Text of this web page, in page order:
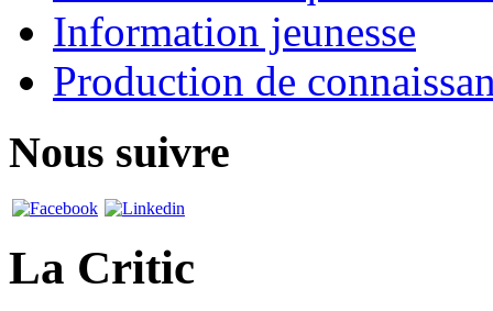
Information jeunesse
Production de
Nous suivre
La Critic